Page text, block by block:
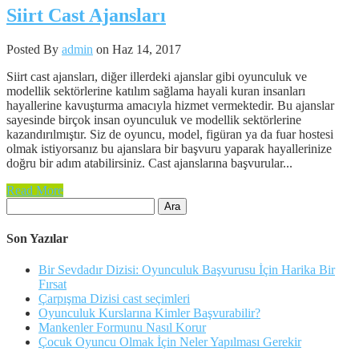
Siirt Cast Ajansları
Posted By admin on Haz 14, 2017
Siirt cast ajansları, diğer illerdeki ajanslar gibi oyunculuk ve
modellik sektörlerine katılım sağlama hayali kuran insanları
hayallerine kavuşturma amacıyla hizmet vermektedir. Bu ajanslar
sayesinde birçok insan oyunculuk ve modellik sektörlerine
kazandırılmıştır. Siz de oyuncu, model, figüran ya da fuar hostesi
olmak istiyorsanız bu ajanslara bir başvuru yaparak hayallerinize
doğru bir adım atabilirsiniz. Cast ajanslarına başvurular...
Read More
Son Yazılar
Bir Sevdadır Dizisi: Oyunculuk Başvurusu İçin Harika Bir
Fırsat
Çarpışma Dizisi cast seçimleri
Oyunculuk Kurslarına Kimler Başvurabilir?
Mankenler Formunu Nasıl Korur
Çocuk Oyuncu Olmak İçin Neler Yapılması Gerekir